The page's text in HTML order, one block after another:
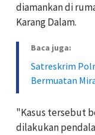
diamankan di
Karang Dalam.
Baca juga:
Satreskrim
Bermuatan
"Kasus tersebut
dilakukan